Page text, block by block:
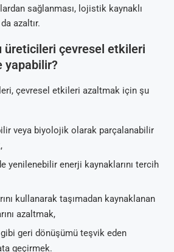
sağlanması, lojistik kaynaklı
azaltır.
üreticileri çevresel etkileri
yapabilir?
çevresel etkileri azaltmak için şu
veya biyolojik olarak parçalanabilir
yenilenebilir enerji kaynaklarını tercih
kullanarak taşımadan kaynaklanan
azaltmak,
geri dönüşümü teşvik eden
geçirmek.